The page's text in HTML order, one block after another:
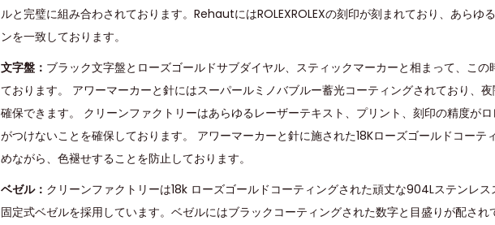
ルと完璧に組み合わされております。RehautにはROLEXROLEXの刻印が刻まれており、あらゆ
ンを一致しております。
文字盤： ブラック文字盤とローズゴールドサブダイヤル、スティックマーカーと相まって、この
ております。 アワーマーカーと針にはスーパールミノバブルー蓄光コーティングされており、
確保できます。 クリーンファクトリーはあらゆるレーザーテキスト、プリント、刻印の精度が
がつけないことを確保しております。 アワーマーカーと針に施された18Kローズゴールドコーテ
めながら、色褪せすることを防止しております。
ベゼル： クリーンファクトリーは18k ローズゴールドコーティングされた頑丈な904Lステンレ
固定式ベゼルを採用しています。ベゼルにはブラックコーティングされた数字と目盛りが配さ